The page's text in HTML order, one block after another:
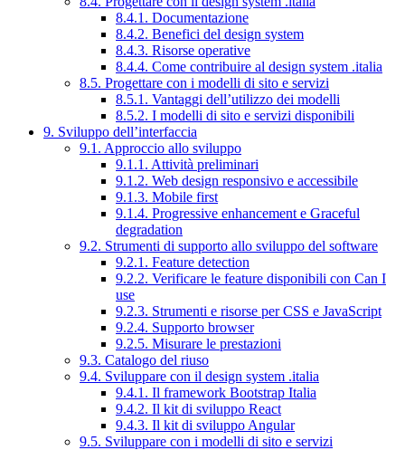
8.4.1. Documentazione
8.4.2. Benefici del design system
8.4.3. Risorse operative
8.4.4. Come contribuire al design system .italia
8.5. Progettare con i modelli di sito e servizi
8.5.1. Vantaggi dell’utilizzo dei modelli
8.5.2. I modelli di sito e servizi disponibili
9. Sviluppo dell’interfaccia
9.1. Approccio allo sviluppo
9.1.1. Attività preliminari
9.1.2. Web design responsivo e accessibile
9.1.3. Mobile first
9.1.4. Progressive enhancement e Graceful
degradation
9.2. Strumenti di supporto allo sviluppo del software
9.2.1. Feature detection
9.2.2. Verificare le feature disponibili con Can I
use
9.2.3. Strumenti e risorse per CSS e JavaScript
9.2.4. Supporto browser
9.2.5. Misurare le prestazioni
9.3. Catalogo del riuso
9.4. Sviluppare con il design system .italia
9.4.1. Il framework Bootstrap Italia
9.4.2. Il kit di sviluppo React
9.4.3. Il kit di sviluppo Angular
9.5. Sviluppare con i modelli di sito e servizi